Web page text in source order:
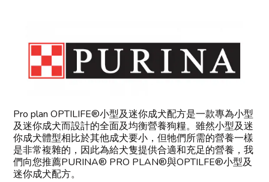
Pro plan OPTILIFE®小型及迷你成犬配方是一款專為小型
及迷你成犬而設計的全面及均衡營養狗糧。雖然小型及迷
你成犬體型相比於其他成犬要小，但牠們所需的營養一樣
是非常複雜的，因此為給犬隻提供合適和充足的營養，我
們向您推薦PURINA® PRO PLAN®與OPTILFE®小型及
迷你成犬配方。